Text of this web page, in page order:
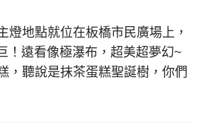
燈地點就位在板橋市民廣場上，
！遠看像極瀑布，超美超夢幻~
，聽說是抹茶蛋糕聖誕樹，你們